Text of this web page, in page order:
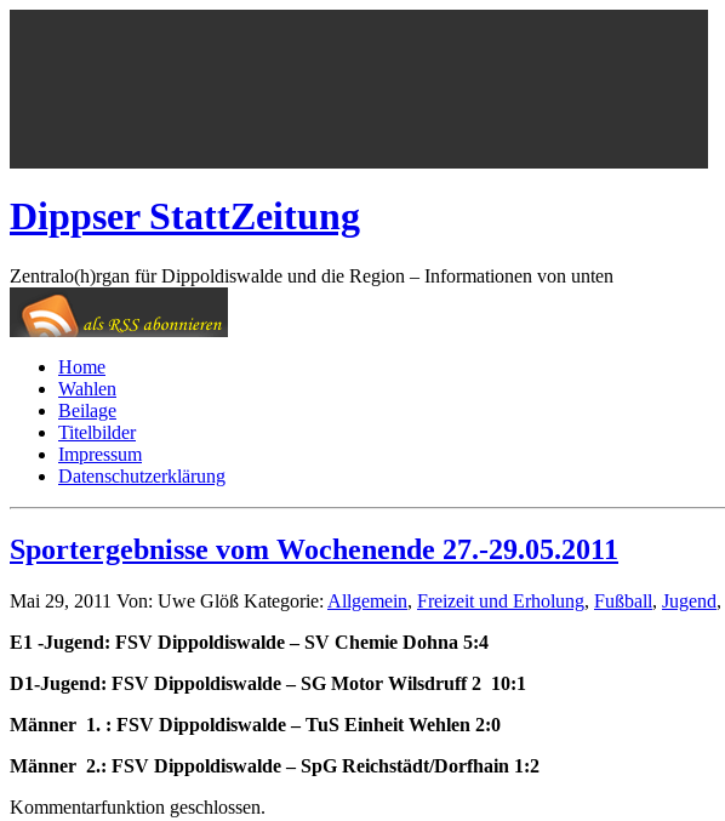
Dippser StattZeitung
Zentralo(h)rgan für Dippoldiswalde und die Region – Informationen von unten
Home
Wahlen
Beilage
Titelbilder
Impressum
Datenschutzerklärung
Sportergebnisse vom Wochenende 27.-29.05.2011
Mai 29, 2011 Von: Uwe Glöß Kategorie: Allgemein, Freizeit und Erholung, Fußball, Jugend,
E1 -Jugend: FSV Dippoldiswalde – SV Chemie Dohna 5:4
D1-Jugend: FSV Dippoldiswalde – SG Motor Wilsdruff 2 10:1
Männer 1. : FSV Dippoldiswalde – TuS Einheit Wehlen 2:0
Männer 2.: FSV Dippoldiswalde – SpG Reichstädt/Dorfhain 1:2
Kommentarfunktion geschlossen.